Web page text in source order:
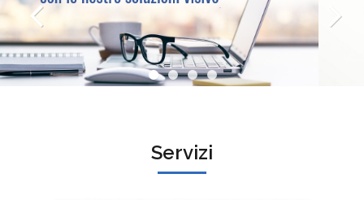
.
Servizi